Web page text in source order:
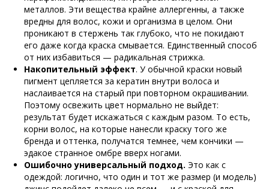
металлов. Эти вещества крайне аллергенны, а также
вредны для волос, кожи и организма в целом. Они
проникают в стержень так глубоко, что не покидают
его даже когда краска смывается. Единственный способ
от них избавиться — радикальная стрижка.
Накопительный эффект. У обычной краски новый
пигмент цепляется за кератин внутри волоса и
наслаивается на старый при повторном окрашивании.
Поэтому освежить цвет нормально не выйдет:
результат будет искажаться с каждым разом. То есть,
корни волос, на которые нанесли краску того же
бренда и оттенка, получатся темнее, чем кончики —
эдакое странное омбре вверх ногами.
Ошибочно универсальный подход. Это как с
одеждой: логично, что один и тот же размер (и модель)